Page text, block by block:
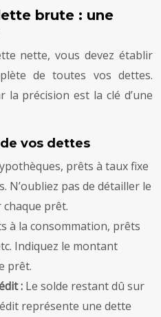
brute : une
nette, vous devez établir
de toutes vos dettes.
la précision est la clé d’une
vos dettes
prêts à taux fixe
N’oubliez pas de détailler le
prêt.
à la consommation, prêts
Indiquez le montant
prêt.
: Le solde restant dû sur
représente une dette